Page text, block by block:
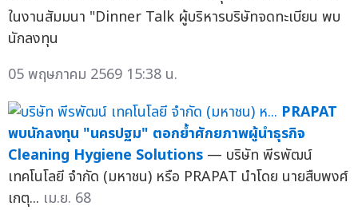
ในงานสัมมนา "Dinner Talk ผู้บริหารบริษัทจดทะเบียน พบ
นักลงทุน
05 พฤษภาคม 2569 15:38 น.
PRAPAT
พบนักลงทุน "นครปฐม" ตอกย้ำศักยภาพผู้นำธุรกิจ
Cleaning Hygiene Solutions — บริษัท พีรพัฒน์
เทคโนโลยี จำกัด (มหาชน) หรือ PRAPAT นำโดย นายสืบพงศ์
เกตุ... เม.ย. 68